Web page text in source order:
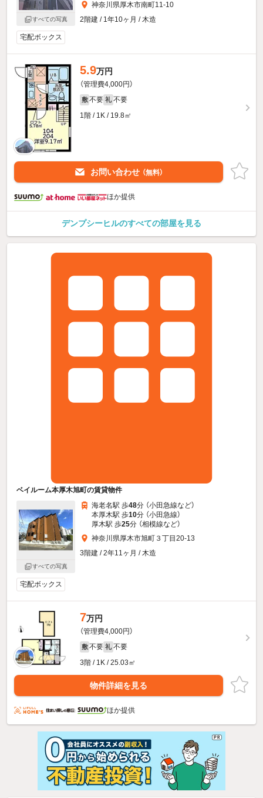
すべての写真
神奈川県厚木市南町11-10
2階建 / 1年10ヶ月 / 木造
宅配ボックス
5.9万円
（管理費4,000円）
敷 不要 礼 不要
1階 / 1K / 19.8㎡
お問い合わせ （無料）
ほか提供
デンプシーヒルのすべての部屋を見る
ベイルーム本厚木旭町の賃貸物件
すべての写真
海老名駅 歩48分 （小田急線など）
本厚木駅 歩10分 （小田急線）
厚木駅 歩25分 （相模線など）
神奈川県厚木市旭町３丁目20-13
3階建 / 2年11ヶ月 / 木造
宅配ボックス
7万円
（管理費4,000円）
敷 不要 礼 不要
3階 / 1K / 25.03㎡
物件詳細を見る
ほか提供